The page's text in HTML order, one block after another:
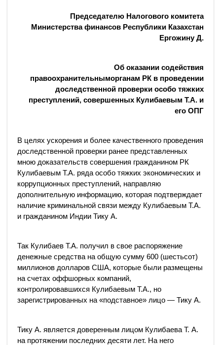
Председателю Налогового комитета
Министерства финансов Республики Казахстан
Ергожину Д.
Об оказании содействия
правоохранительныморганам РК в проведении
доследственной проверки особо тяжких
преступлений, совершенных Кулибаевым Т.А. и
его ОПГ
В целях ускорения и более качественного проведения
доследственной проверки ранее представленных
мною доказательств совершения гражданином РК
Кулибаевым Т.А. ряда особо тяжких экономических и
коррупционных преступлений, направляю
дополнительную информацию, которая подтверждает
наличие криминальной связи между Кулибаевым Т.А.
и гражданином Индии Тику А.
Так Кулибаев Т.А. получил в свое распоряжение
денежные средства на общую сумму 600 (шестьсот)
миллионов долларов США, которые были размещены
на счетах оффшорных компаний,
контролировавшихся Кулибаевым Т.А., но
зарегистрированных на «подставное» лицо — Тику А.
Тику А. является доверенным лицом Кулибаева Т. А.
на протяжении последних десяти лет. На него